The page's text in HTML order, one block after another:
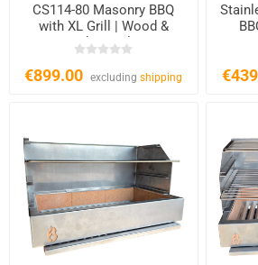
CS114-80 Masonry BBQ
with XL Grill | Wood &
Charcoal
€899.00 excludingshipping